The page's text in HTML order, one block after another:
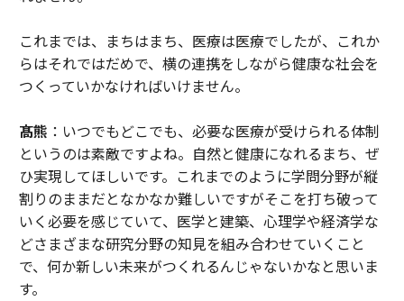
これまでは、まちはまち、医療は医療でしたが、これか
らはそれではだめで、横の連携をしながら健康な社会を
つくっていかなければいけません。
髙熊 ：いつでもどこでも、必要な医療が受けられる体制
というのは素敵ですよね。自然と健康になれるまち、ぜ
ひ実現してほしいです。これまでのように学問分野が縦
割りのままだとなかなか難しいですがそこを打ち破って
いく必要を感じていて、医学と建築、心理学や経済学な
どさまざまな研究分野の知見を組み合わせていくこと
で、何か新しい未来がつくれるんじゃないかなと思いま
す。